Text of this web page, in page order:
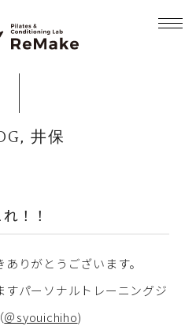
,井保
！！
りがとうございます。
すパーソナルトレーニングジ
＠syouichiho)